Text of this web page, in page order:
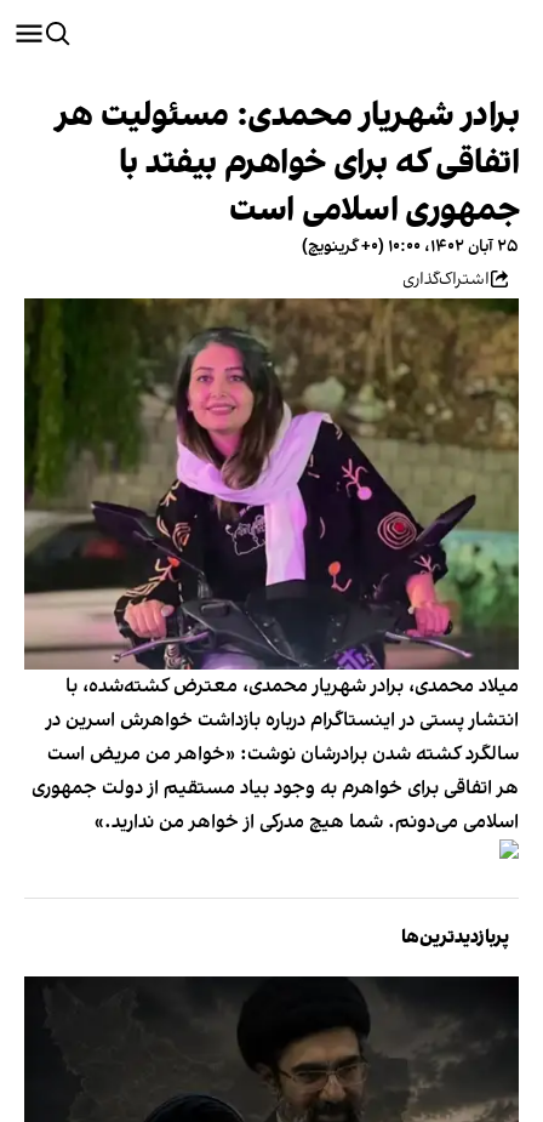
برادر شهریار محمدی: مسئولیت هر
اتفاقی که برای خواهرم بیفتد با
جمهوری اسلامی است
۲۵ آبان ۱۴۰۲، ۱۰:۰۰ (‎+۰ گرینویچ)
اشتراک‌گذاری
میلاد محمدی، برادر شهریار محمدی، معترض کشته‌شده، با
انتشار پستی در اینستاگرام درباره بازداشت خواهرش اسرین در
سالگرد کشته شدن برادرشان نوشت: «خواهر من مریض است
هر اتفاقی برای خواهرم به وجود بیاد مستقیم از دولت جمهوری
اسلامی می‌دونم. شما هیچ مدرکی از خواهر من ندارید.»
پربازدیدترین‌ها